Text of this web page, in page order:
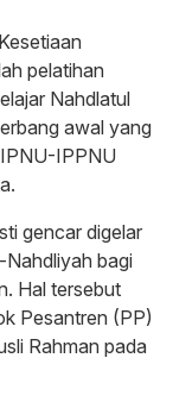
pelatihan
Nahdlatul
awal yang
IPPNU
gencar digelar
bagi
Hal tersebut
Pesantren (PP)
Rahman pada